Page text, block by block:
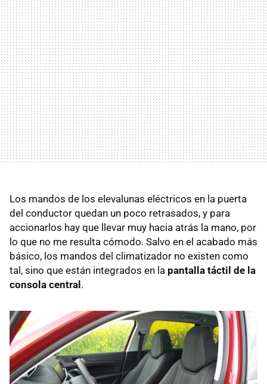
Los mandos de los elevalunas eléctricos en la puerta
del conductor quedan un poco retrasados, y para
accionarlos hay que llevar muy hacia atrás la mano, por
lo que no me resulta cómodo. Salvo en el acabado más
básico, los mandos del climatizador no existen como
tal, sino que están integrados en la pantalla táctil de la
consola central.